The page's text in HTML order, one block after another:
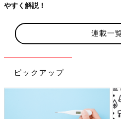
やすく解説！
連載一
ピックアップ